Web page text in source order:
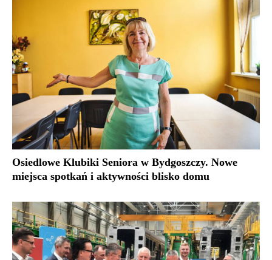
Osiedlowe Klubiki Seniora w Bydgoszczy. Nowe
miejsca spotkań i aktywności blisko domu